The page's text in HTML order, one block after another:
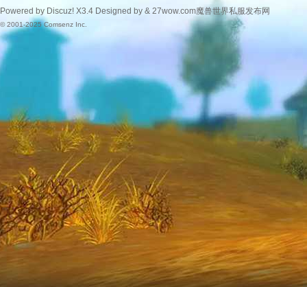
Powered by Discuz! X3.4 Designed by & 27wow.com魔兽世界私服发布网
© 2001-2025Comsenz Inc.